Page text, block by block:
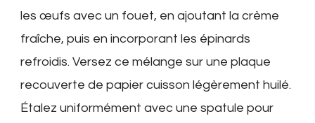
les œufs avec un fouet, en ajoutant la crème
fraîche, puis en incorporant les épinards
refroidis. Versez ce mélange sur une plaque
recouverte de papier cuisson légèrement huilé.
Étalez uniformément avec une spatule pour